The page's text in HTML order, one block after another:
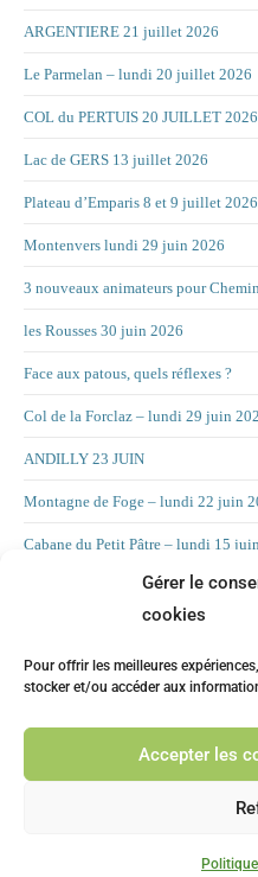
Gérer le
cookies
Pour offrir les meilleures
stocker et/ou accéder aux
Accepter les
ARGENTIERE 21 juillet 2026
Le Parmelan – lundi 20 juillet 2026
COL du PERTUIS 20 JUILLET 2026
Lac de GERS 13 juillet 2026
Plateau d’Emparis 8 et 9 juillet 2026
Montenvers lundi 29 juin 2026
3 nouveaux animateurs pour
les Rousses 30 juin 2026
Face aux patous, quels réflexes ?
Col de la Forclaz – lundi 29 juin
ANDILLY 23 JUIN
Montagne de Foge – lundi 22 juin
Cabane du Petit Pâtre – lundi 15
La Croix d’Allant – lundi 8 juin
LA CHAMBOTTE
CHILLY 19 MAI Suite
Copyright 2026 - Chemins
Politique